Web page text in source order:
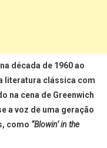
década de 1960 ao
literatura clássica com
na cena de Greenwich
a voz de uma geração
como “Blowin’ in the